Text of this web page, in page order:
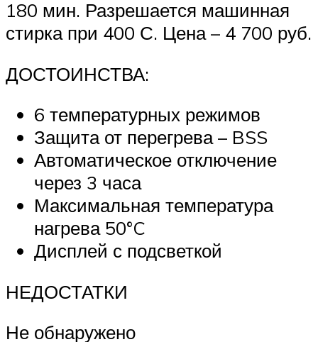
180 мин. Разрешается машинная
стирка при 400 С. Цена – 4 700 руб.
ДОСТОИНСТВА:
6 температурных режимов
Защита от перегрева – BSS
Автоматическое отключение
через 3 часа
Максимальная температура
нагрева 50°C
Дисплей с подсветкой
НЕДОСТАТКИ
Не обнаружено